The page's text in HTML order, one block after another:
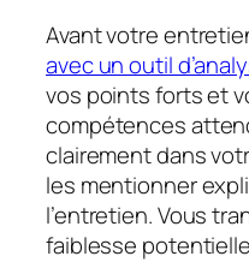
Avant votre
avec un outil
vos points forts et
compétences
clairement dans
les mentionner
l’entretien. Vous
faiblesse